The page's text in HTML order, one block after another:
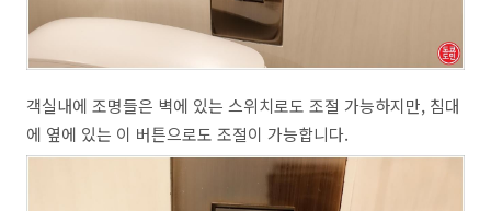
객실내에 조명들은 벽에 있는 스위치로도 조절 가능하지만, 침대
에 옆에 있는 이 버튼으로도 조절이 가능합니다.